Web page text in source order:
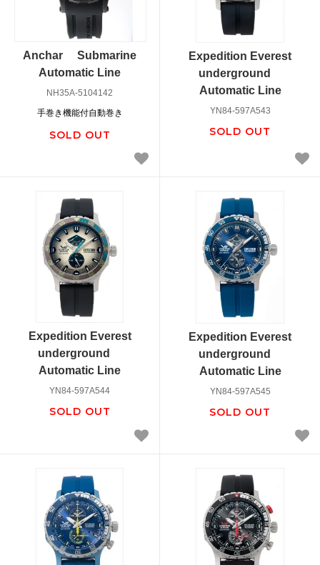
Anchar Submarine
Automatic Line
NH35A-5104142
手巻き機能付自動巻き
SOLD OUT
Expedition Everest
underground
Automatic Line
YN84-597A543
SOLD OUT
Expedition Everest
underground
Automatic Line
YN84-597A544
SOLD OUT
Expedition Everest
underground
Automatic Line
YN84-597A545
SOLD OUT